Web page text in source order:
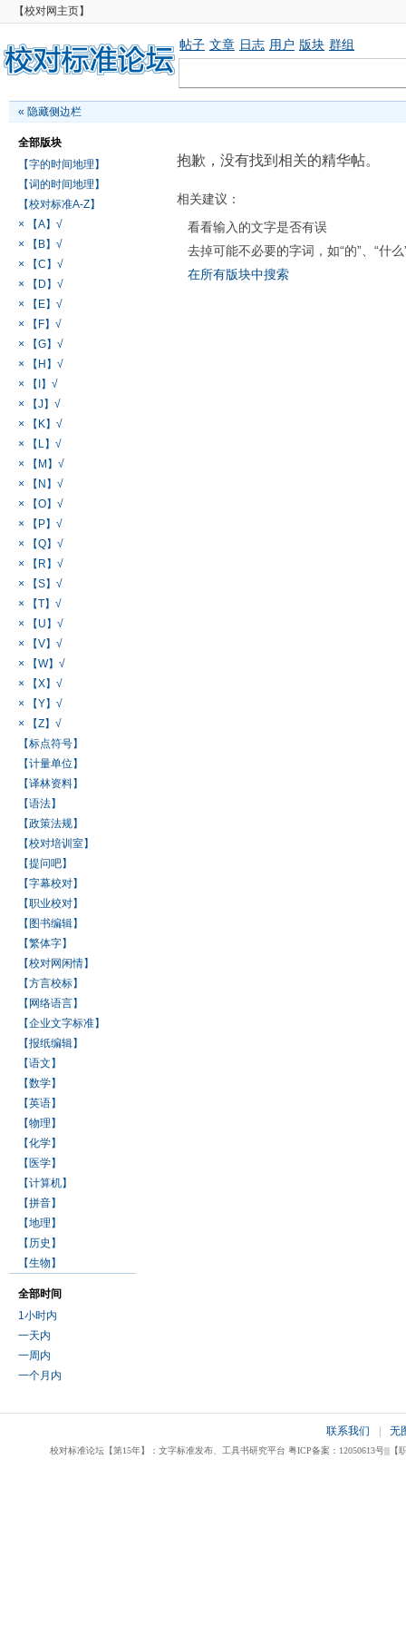
【校对网主页】
帖子 文章 日志 用户 版块 群组
« 隐藏侧边栏
全部版块
【字的时间地理】
【词的时间地理】
【校对标准A-Z】
× 【A】√
× 【B】√
× 【C】√
× 【D】√
× 【E】√
× 【F】√
× 【G】√
× 【H】√
× 【I】√
× 【J】√
× 【K】√
× 【L】√
× 【M】√
× 【N】√
× 【O】√
× 【P】√
× 【Q】√
× 【R】√
× 【S】√
× 【T】√
× 【U】√
× 【V】√
× 【W】√
× 【X】√
× 【Y】√
× 【Z】√
【标点符号】
【计量单位】
【译林资料】
【语法】
【政策法规】
【校对培训室】
【提问吧】
【字幕校对】
【职业校对】
【图书编辑】
【繁体字】
【校对网闲情】
【方言校标】
【网络语言】
【企业文字标准】
【报纸编辑】
【语文】
【数学】
【英语】
【物理】
【化学】
【医学】
【计算机】
【拼音】
【地理】
【历史】
【生物】
全部时间
1小时内
一天内
一周内
一个月内
抱歉，没有找到相关的精华帖。
相关建议：
看看输入的文字是否有误
去掉可能不必要的字词，如“的”、“什么
在所有版块中搜索
联系我们 无
校对标准论坛【第15年】：文字标准发布、工具书研究平台 粤ICP备案：12050613号|||【